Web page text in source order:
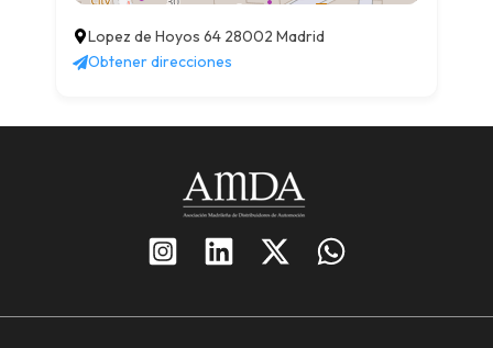
Lopez de Hoyos 64 28002 Madrid
Obtener direcciones